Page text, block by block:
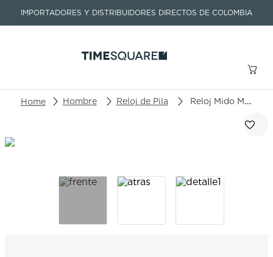
IMPORTADORES Y DISTRIBUIDORES DIRECTOS DE COLOMBIA
Buscar un producto o artículo
Hombre Reloj de Pila Reloj Mido Multifort TV Big Date M049.526.17.041.00
TÉRMINOS MÁS BUSCADOS